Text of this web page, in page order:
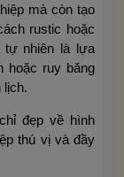
mà còn tạo
rustic hoặc
tự nhiên là lựa
hoặc ruy băng
lịch.
đẹp về hình
thú vị và đầy